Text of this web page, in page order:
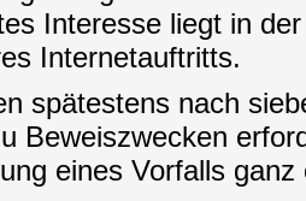
Interesse liegt in
Internetauftritts.
spätestens nach
Beweiszwecken
eines Vorfalls